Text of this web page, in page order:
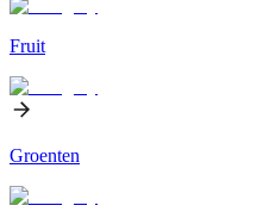
Fruit
Groenten